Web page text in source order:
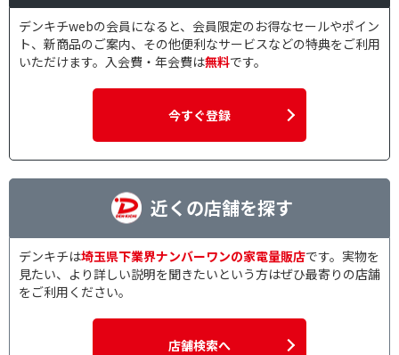
デンキチwebの会員になると、会員限定のお得なセールやポイン
ト、新商品のご案内、その他便利なサービスなどの特典をご利用
いただけます。入会費・年会費は無料です。
今すぐ登録
近くの店舗を探す
デンキチは埼玉県下業界ナンバーワンの家電量販店です。実物を
見たい、より詳しい説明を聞きたいという方はぜひ最寄りの店舗
をご利用ください。
店舗検索へ